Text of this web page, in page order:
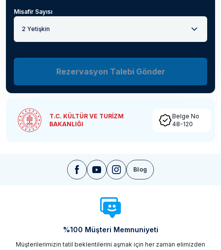
Misafir Sayısı
2 Yetişkin
Rezervasyon Talebi Gönder
T.C. KÜLTÜR VE TURİZM
BAKANLIĞI
Belge No
48-120
Blog
%100 Müşteri Memnuniyeti
Müşterilerimizin tatil beklentilerini aşmak için her zaman elimizden